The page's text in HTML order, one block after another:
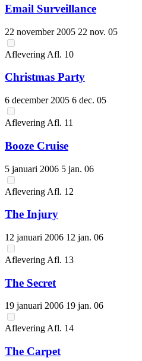
Email Surveillance
22 november 2005 22 nov. 05
Aflevering Afl. 10
Christmas Party
6 december 2005 6 dec. 05
Aflevering Afl. 11
Booze Cruise
5 januari 2006 5 jan. 06
Aflevering Afl. 12
The Injury
12 januari 2006 12 jan. 06
Aflevering Afl. 13
The Secret
19 januari 2006 19 jan. 06
AfleveringAfl. 14
The Carpet